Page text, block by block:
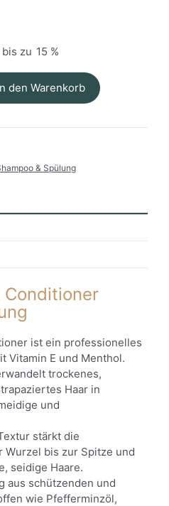
zu 15 %
den Warenkorb
& Spülung
Conditioner
ist ein professionelles
Vitamin E und Menthol.
trockenes,
Haar in
und
stärkt die
Wurzel bis zur Spitze und
seidige Haare.
aus schützenden und
wie Pfefferminzöl,